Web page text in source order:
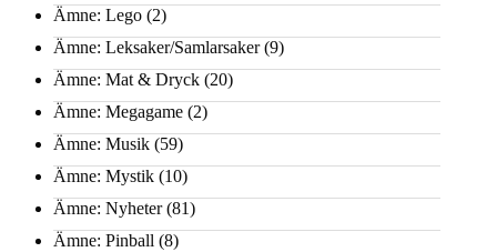
Ämne: Lego (2)
Ämne: Leksaker/Samlarsaker(9)
Ämne: Mat & Dryck (20)
Ämne: Megagame (2)
Ämne: Musik (59)
Ämne: Mystik (10)
Ämne: Nyheter(81)
Ämne: Pinball (8)